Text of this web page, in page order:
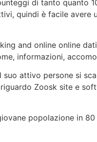
di tanto quanto
quindi è facile avere
and online online
informazioni,
attivo persone si
Zoosk site e
popolazione in